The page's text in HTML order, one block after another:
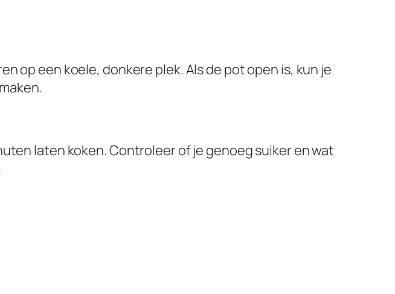
op een koele, donkere plek. Als de pot open is, kun je
laten koken. Controleer of je genoeg suiker en wat